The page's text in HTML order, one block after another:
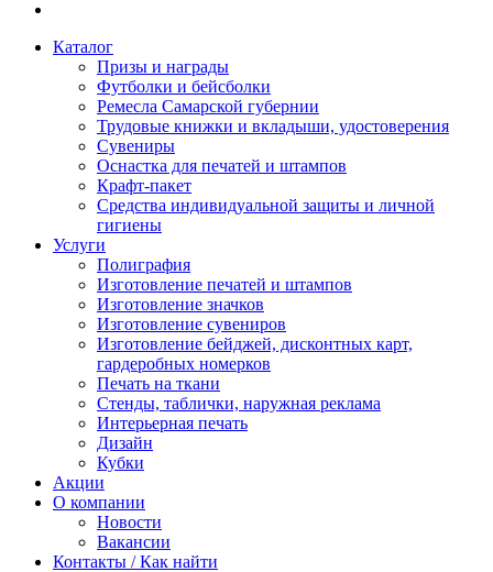
Каталог
Призы и награды
Футболки и бейсболки
Ремесла Самарской губернии
Трудовые книжки и вкладыши, удостоверения
Сувениры
Оснастка для печатей и штампов
Крафт-пакет
Средства индивидуальной защиты и личной
гигиены
Услуги
Полиграфия
Изготовление печатей и штампов
Изготовление значков
Изготовление сувениров
Изготовление бейджей, дисконтных карт,
гардеробных номерков
Печать на ткани
Стенды, таблички, наружная реклама
Интерьерная печать
Дизайн
Кубки
Акции
О компании
Новости
Вакансии
Контакты / Как найти